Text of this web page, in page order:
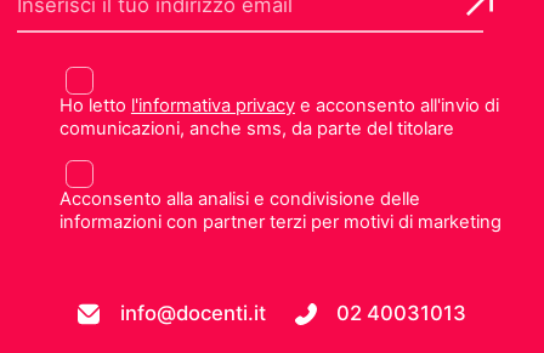
Ho letto l'informativa privacye acconsento all'invio di
comunicazioni, anche sms, da parte del titolare
Acconsento alla analisi e condivisione delle
informazioni con partner terzi per motivi di marketing
info@docenti.it 02 40031013